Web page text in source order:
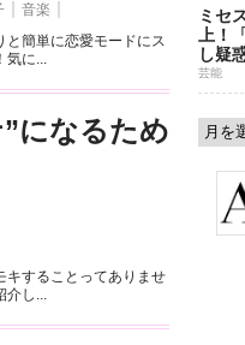
音楽
と簡単に恋愛モードにス
気に...
になるため
キすることってありませ
介し...
ミセ
上！
し疑
芸能